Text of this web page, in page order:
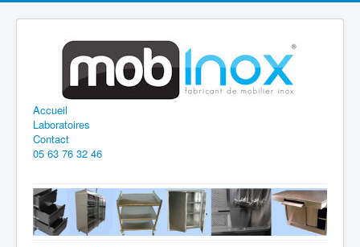
Accueil
Laboratoires
Contact
05 63 76 32 46